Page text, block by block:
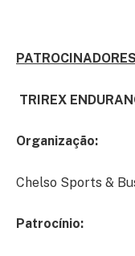
TRIREX
Organização:
Chelso Sports &
Patrocínio: